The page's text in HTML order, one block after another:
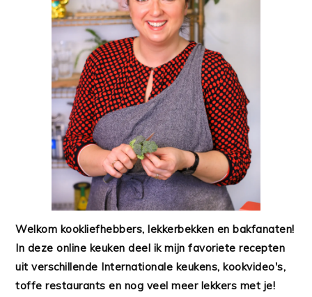
Welkom kookliefhebbers, lekkerbekken en bakfanaten!
In deze online keuken deel ik mijn favoriete recepten
uit verschillende Internationale keukens, kookvideo's,
toffe restaurants en nog veel meer lekkers met je!